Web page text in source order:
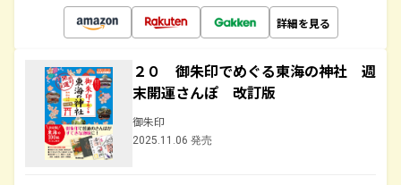
詳細を見る
２０ 御朱印でめぐる東海の神社 週
末開運さんぽ 改訂版
御朱印
2025.11.06 発売